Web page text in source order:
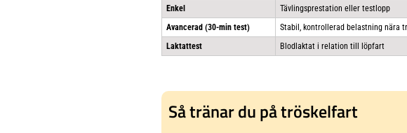
Enkel
Tävlingsprestation eller testlopp
Avancerad (30-min test)
Stabil, kontrollerad belastning nära
Laktattest
Blodlaktat i relation till löpfart
Så tränar du på tröskelfart